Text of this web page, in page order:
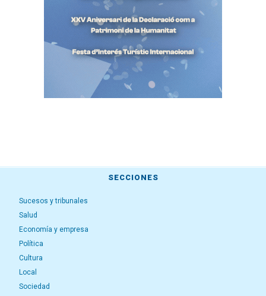
SECCIONES
Sucesos y tribunales
Salud
Economía y empresa
Política
Cultura
Local
Sociedad